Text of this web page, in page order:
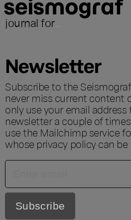
journal for...
Newsletter
Subscribe to the
never miss current content
only use your email
newsletter a couple of
use the Mailchimp service
whose privacy policy can be